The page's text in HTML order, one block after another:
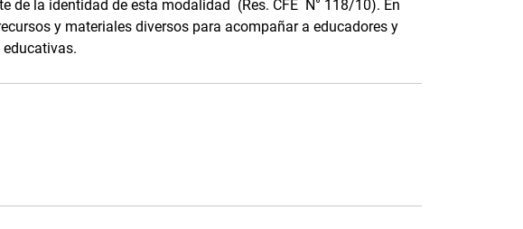
de la identidad de esta modalidad (Res. CFE N° 118/10). En
y materiales diversos para acompañar a educadores y